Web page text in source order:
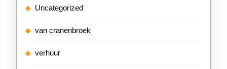
Uncategorized
van cranenbroek
verhuur